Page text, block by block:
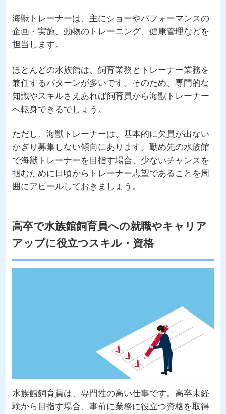
海獣トレーナーは、主にショーやパフォーマンスの
企画・実施、動物のトレーニング、健康管理などを
担当します。
ほとんどの水族館は、飼育業務とトレーナー業務を
兼任するパターンが多いです。そのため、専門的な
知識やスキルさえあれば飼育員から海獣トレーナー
へ転身できるでしょう。
ただし、海獣トレーナーは、基本的に欠員が出ない
かぎり募集しない傾向にあります。勤め先の水族館
で海獣トレーナーを目指す場合、少ないチャンスを
掴むために日頃からトレーナー志望であることを周
囲にアピールしておきましょう。
高卒で水族館飼育員への就職やキャリア
アップに役立つスキル・資格
水族館飼育員は、専門性の高い仕事です。高卒未経
験から目指す場合、事前に業務に役立つ資格を取得